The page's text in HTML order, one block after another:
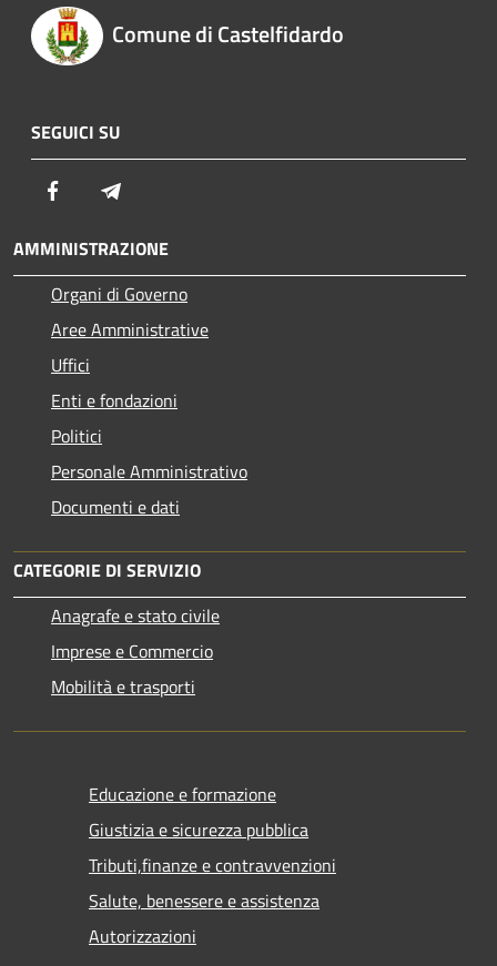
Comune di Castelfidardo
SEGUICI SU
Facebook
AMMINISTRAZIONE
Organi di Governo
Aree Amministrative
Uffici
Enti e fondazioni
Politici
Personale Amministrativo
Documenti e dati
CATEGORIE DI SERVIZIO
Anagrafe e stato civile
Imprese e Commercio
Mobilità e trasporti
Educazione e formazione
Giustizia e sicurezza pubblica
Tributi,finanze e contravvenzioni
Salute, benessere e assistenza
Autorizzazioni